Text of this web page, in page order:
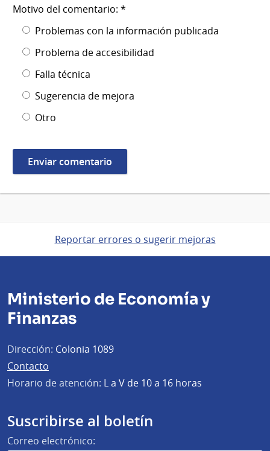
Motivo del comentario: *
Problemas con la información publicada
Problema de accesibilidad
Falla técnica
Sugerencia de mejora
Otro
Reportar errores o sugerir mejoras
Ministerio de Economía y
Finanzas
Dirección: Colonia 1089
Contacto
Horario de atención: L a V de 10 a 16 horas
Suscribirse al boletín
Correo electrónico: